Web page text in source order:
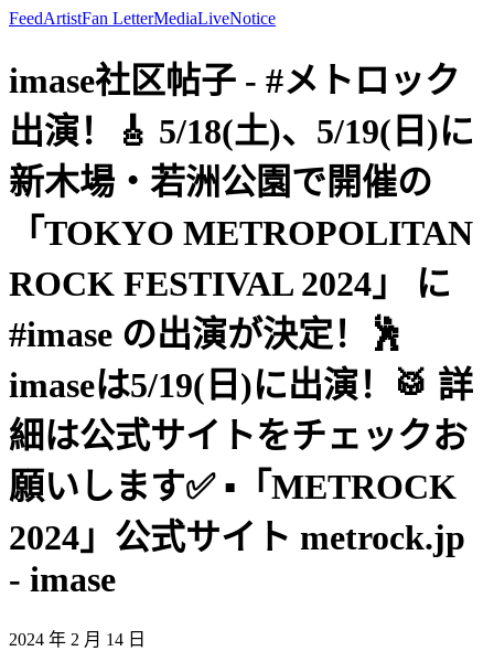
FeedArtistFan LetterMediaLiveNotice
imase社区帖子 - #メトロック
出演！🎸 5/18(土)、5/19(日)に
新木場・若洲公園で開催の
「TOKYO METROPOLITAN
ROCK FESTIVAL 2024」 に
#imase の出演が決定！🕺
imaseは5/19(日)に出演！🥁 詳
細は公式サイトをチェックお
願いします✅ ▪︎「METROCK
2024」公式サイト metrock.jp
- imase
2024 年 2 月 14 日